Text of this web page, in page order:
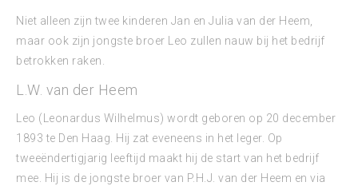
Niet alleen zijn twee kinderen Jan en Julia van der Heem,
maar ook zijn jongste broer Leo zullen nauw bij het bedrijf
betrokken raken.
L.W. van der Heem
Leo (Leonardus Wilhelmus) wordt geboren op 20 december
1893 te Den Haag. Hij zat eveneens in het leger. Op
tweeëndertigjarig leeftijd maakt hij de start van het bedrijf
mee. Hij is de jongste broer van P.H.J. van der Heem en via